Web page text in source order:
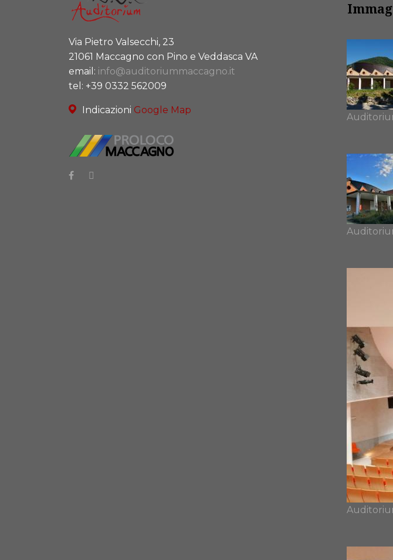
Via Pietro Valsecchi, 23
21061 Maccagno con Pino e Veddasca VA
email: info@auditoriummaccagno.it
tel: +39 0332 562009
Indicazioni Google Map